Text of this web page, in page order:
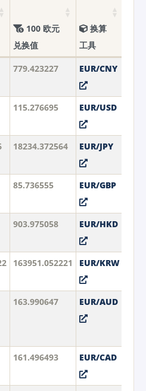
100 欧元
兑换值
换算
工具
779.423227 EUR/CNY
115.276695 EUR/USD
18234.372564 EUR/JPY
85.736555 EUR/GBP
903.975058 EUR/HKD
163951.052221 EUR/KRW
163.990647 EUR/AUD
161.496493 EUR/CAD